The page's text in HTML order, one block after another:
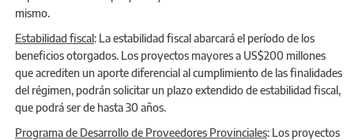
mismo.
Estabilidad fiscal: La estabilidad fiscal abarcará el período de los
beneficios otorgados. Los proyectos mayores a US$200 millones
que acrediten un aporte diferencial al cumplimiento de las finalidades
del régimen, podrán solicitar un plazo extendido de estabilidad fiscal,
que podrá ser de hasta 30 años.
Programa de Desarrollo de Proveedores Provinciales: Los proyectos